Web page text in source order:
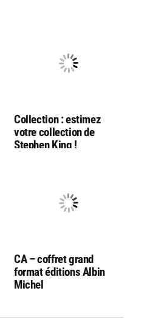
Collection : estimez
votre collection de
Stephen King !
CA – coffret grand
format éditions Albin
Michel